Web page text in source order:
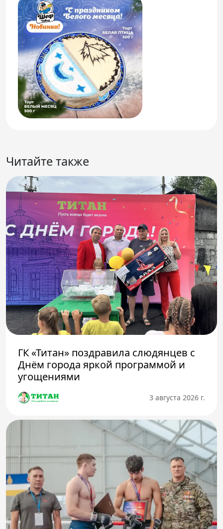
Читайте также
ГК «Титан» поздравила слюдянцев с
Днём города яркой программой и
угощениями
3 августа 2026 г.